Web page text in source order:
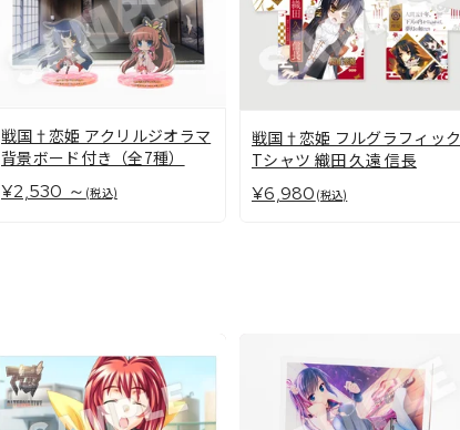
戦国†恋姫 アクリルジオラマ
背景ボード付き（全7種）
¥2,530 ～ (税込)
戦国†恋姫 フルグラフィック
Tシャツ 織田 久遠 信長
¥6,980 (税込)